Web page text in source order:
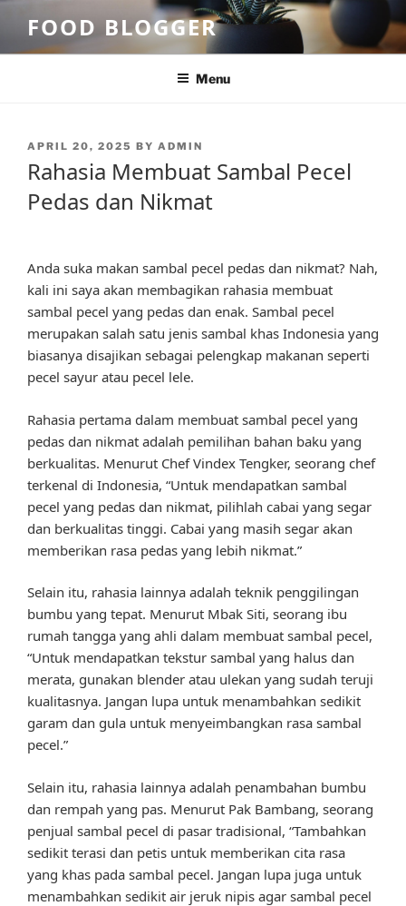
content
FOOD BLOGGER
Menu
POSTED
APRIL 20, 2025 BY ADMIN
Rahasia Membuat Sambal Pecel
Pedas dan Nikmat
Anda suka makan sambal pecel pedas dan nikmat? Nah,
kali ini saya akan membagikan rahasia membuat
sambal pecel yang pedas dan enak. Sambal pecel
merupakan salah satu jenis sambal khas Indonesia yang
biasanya disajikan sebagai pelengkap makanan seperti
pecel sayur atau pecel lele.
Rahasia pertama dalam membuat sambal pecel yang
pedas dan nikmat adalah pemilihan bahan baku yang
berkualitas. Menurut Chef Vindex Tengker, seorang chef
terkenal di Indonesia, “Untuk mendapatkan sambal
pecel yang pedas dan nikmat, pilihlah cabai yang segar
dan berkualitas tinggi. Cabai yang masih segar akan
memberikan rasa pedas yang lebih nikmat.”
Selain itu, rahasia lainnya adalah teknik penggilingan
bumbu yang tepat. Menurut Mbak Siti, seorang ibu
rumah tangga yang ahli dalam membuat sambal pecel,
“Untuk mendapatkan tekstur sambal yang halus dan
merata, gunakan blender atau ulekan yang sudah teruji
kualitasnya. Jangan lupa untuk menambahkan sedikit
garam dan gula untuk menyeimbangkan rasa sambal
pecel.”
Selain itu, rahasia lainnya adalah penambahan bumbu
dan rempah yang pas. Menurut Pak Bambang, seorang
penjual sambal pecel di pasar tradisional, “Tambahkan
sedikit terasi dan petis untuk memberikan cita rasa
yang khas pada sambal pecel. Jangan lupa juga untuk
menambahkan sedikit air jeruk nipis agar sambal pecel